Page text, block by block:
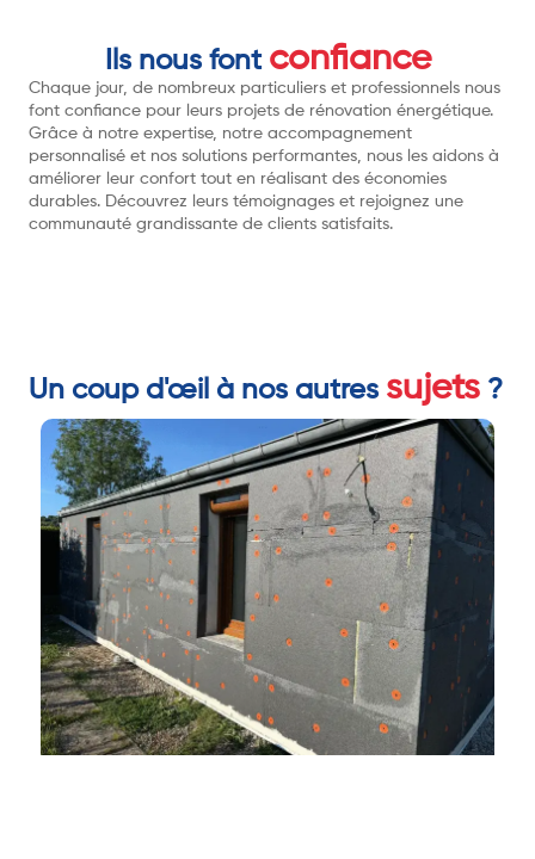
Ils nous font confiance
Chaque jour, de nombreux particuliers et professionnels nous
font confiance pour leurs projets de rénovation énergétique.
Grâce à notre expertise, notre accompagnement
personnalisé et nos solutions performantes, nous les aidons à
améliorer leur confort tout en réalisant des économies
durables. Découvrez leurs témoignages et rejoignez une
communauté grandissante de clients satisfaits.
Un coup d'œil à nos autres sujets ?